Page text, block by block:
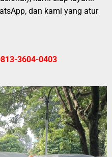
dan kami yang atur
3604-0403